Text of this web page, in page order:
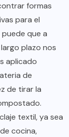
formas
para el
que a
plazo nos
aplicado
de
de tirar la
textil, ya sea
cocina,